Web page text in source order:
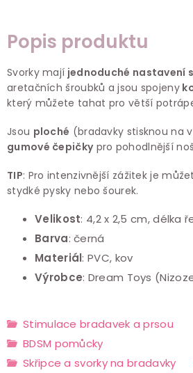
Popis produktu
Svorky mají jednoduché nastavení
aretačních šroubků a jsou spojeny
který můžete tahat pro větší
Jsou ploché (bradavky stisknou na
gumové čepičkypro pohodlnější
TIP: Pro intenzivnější zážitek je
stydké pysky nebo šourek.
Velikost: 4,2 x 2,5 cm, délka
Barva: černá
Materiál: PVC, kov
Výrobce: Dream Toys
Stimulace bradavek a prsou
BDSM pomůcky
Skřipce a svorky na bradavky